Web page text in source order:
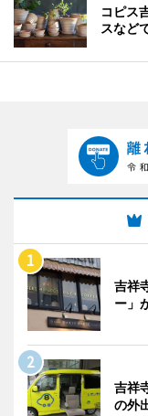
コピス
スなど
吉祥
ー」
吉祥
の外